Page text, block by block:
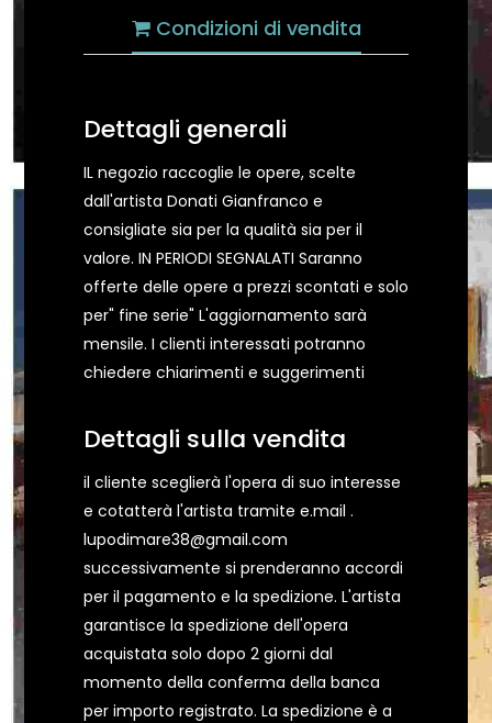
Condizioni di vendita
Dettagli generali
IL negozio raccoglie le opere, scelte
dall'artista Donati Gianfranco e
consigliate sia per la qualità sia per il
valore. IN PERIODI SEGNALATI Saranno
offerte delle opere a prezzi scontati e solo
per" fine serie" L'aggiornamento sarà
mensile. I clienti interessati potranno
chiedere chiarimenti e suggerimenti
Dettagli sulla vendita
il cliente sceglierà l'opera di suo interesse
e cotatterà l'artista tramite e.mail .
lupodimare38@gmail.com
successivamente si prenderanno accordi
per il pagamento e la spedizione. L'artista
garantisce la spedizione dell'opera
acquistata solo dopo 2 giorni dal
momento della conferma della banca
per importo registrato. La spedizione è a